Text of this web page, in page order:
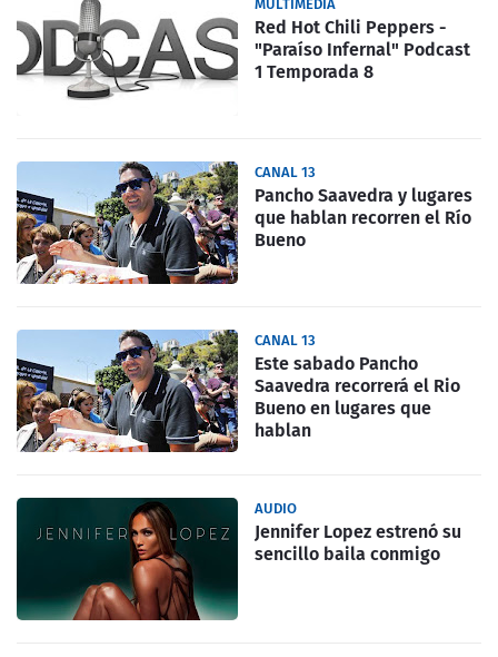
MULTIMEDIA
Red Hot Chili Peppers -
"Paraíso Infernal" Podcast
1 Temporada 8
CANAL 13
Pancho Saavedra y lugares
que hablan recorren el Río
Bueno
CANAL 13
Este sabado Pancho
Saavedra recorrerá el Rio
Bueno en lugares que
hablan
AUDIO
Jennifer Lopez estrenó su
sencillo baila conmigo